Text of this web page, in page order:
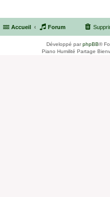
Accueil Forum
Développé parphpBB®
Piano Humilité Partage